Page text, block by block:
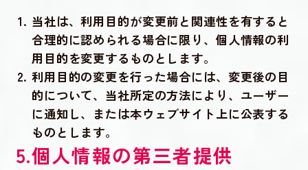
当社は、利用目的が変更前と関連性を有すると
合理的に認められる場合に限り、個人情報の利
用目的を変更するものとします。
利用目的の変更を行った場合には、変更後の目
的について、当社所定の方法により、ユーザー
に通知し、または本ウェブサイト上に公表する
ものとします。
5.個人情報の第三者提供